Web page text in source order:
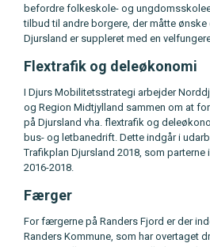
befordre folkeskole- og
tilbud til andre borgere, der måtte ønske
Djursland er suppleret med en
Flextrafik og deleøkonomi
I Djurs Mobilitetsstrategi arbejder
og Region Midtjylland sammen om at
på Djursland vha. flextrafik og
bus- og letbanedrift. Dette indgår i
Trafikplan Djursland 2018, som
2016-2018.
Færger
For færgerne på Randers Fjord er der
Randers Kommune, som har overtaget